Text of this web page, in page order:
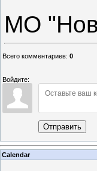
МО
Всего комментариев: 0
Войдите:
Отправить
Calendar